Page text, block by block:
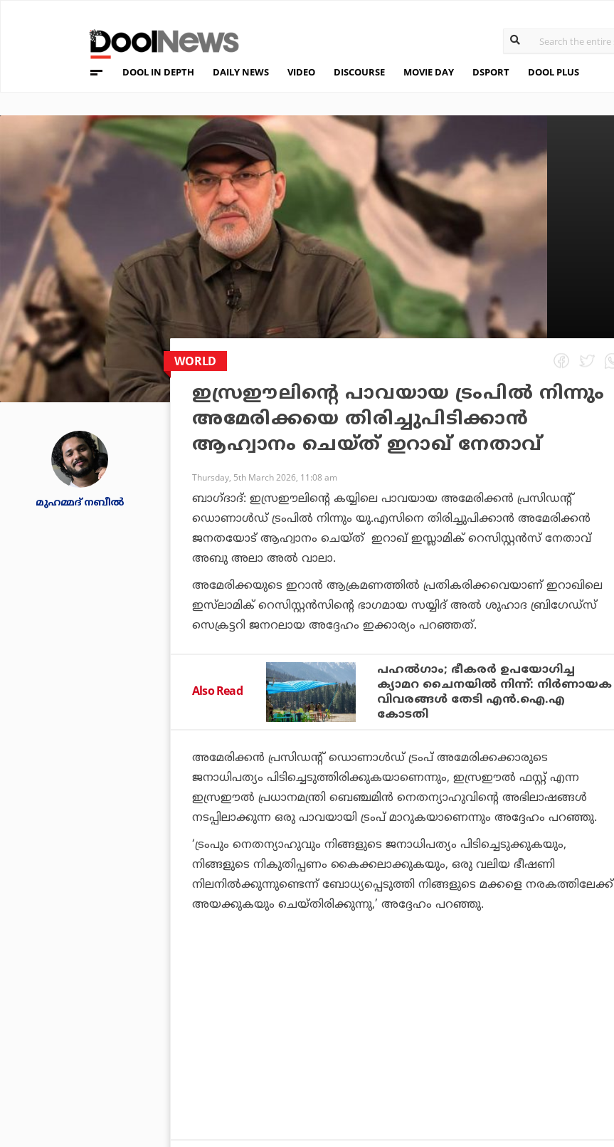
DOOL IN DEPTH DAILY NEWS VIDEO DISCOURSE MOVIE DAY DSPORT DOOL PLUS
മുഹമ്മദ് നബീല്‍
WORLD
ഇസ്രഈലിന്റെ പാവയായ ട്രംപിൽ നിന്നും
അമേരിക്കയെ തിരിച്ചുപിടിക്കാൻ
ആഹ്വാനം ചെയ്ത് ഇറാഖ് നേതാവ്
Thursday, 5th March 2026, 11:08 am
ബാഗ്‌ദാദ്‌: ഇസ്രഈലിന്റെ കയ്യിലെ പാവയായ അമേരിക്കൻ പ്രസിഡന്റ്
ഡൊണാൾഡ് ട്രംപിൽ നിന്നും യു.എസിനെ തിരിച്ചുപിക്കാൻ അമേരിക്കൻ
ജനതയോട് ആഹ്വാനം ചെയ്ത് ഇറാഖ് ഇസ്ലാമിക് റെസിസ്റ്റൻസ് നേതാവ്
അബു അലാ അൽ വാലാ.
അമേരിക്കയുടെ ഇറാൻ ആക്രമണത്തിൽ പ്രതികരിക്കവെയാണ് ഇറാഖിലെ
ഇസ്‌ലാമിക് റെസിസ്റ്റൻസിന്റെ ഭാഗമായ സയ്യിദ് അൽ ശുഹാദ ബ്രിഗേഡ്‌സ്
സെക്രട്ടറി ജനറലായ അദ്ദേഹം ഇക്കാര്യം പറഞ്ഞത്.
Also Read
പഹല്‍ഗാം; ഭീകരര്‍ ഉപയോഗിച്ച
ക്യാമറ ചൈനയില്‍ നിന്ന്: നിര്‍ണായക
വിവരങ്ങള്‍ തേടി എന്‍.ഐ.എ
കോടതി
അമേരിക്കൻ പ്രസിഡന്റ് ഡൊണാൾഡ് ട്രംപ് അമേരിക്കക്കാരുടെ
ജനാധിപത്യം പിടിച്ചെടുത്തിരിക്കുകയാണെന്നും, ഇസ്രഈൽ ഫസ്റ്റ് എന്ന
ഇസ്രഈൽ പ്രധാനമന്ത്രി ബെഞ്ചമിൻ നെതന്യാഹുവിന്റെ അഭിലാഷങ്ങൾ
നടപ്പിലാക്കുന്ന ഒരു പാവയായി ട്രംപ് മാറുകയാണെന്നും അദ്ദേഹം പറഞ്ഞു.
‘ട്രംപും നെതന്യാഹുവും നിങ്ങളുടെ ജനാധിപത്യം പിടിച്ചെടുക്കുകയും,
നിങ്ങളുടെ നികുതിപ്പണം കൈക്കലാക്കുകയും, ഒരു വലിയ ഭീഷണി
നിലനിൽക്കുന്നുണ്ടെന്ന് ബോധ്യപ്പെടുത്തി നിങ്ങളുടെ മക്കളെ നരകത്തിലേക്ക്
അയക്കുകയും ചെയ്തിരിക്കുന്നു,’ അദ്ദേഹം പറഞ്ഞു.